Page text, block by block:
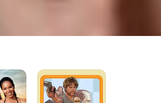
Corre
y
Dispara